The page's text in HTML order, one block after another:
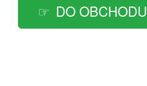
DO OBCHODU